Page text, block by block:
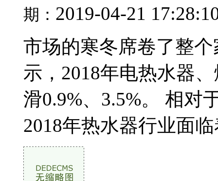
期： 2019-04-21
市场的寒冬席卷了整
示，2018年电热水器
滑0.9%、3.5%。 相对
2018年热水器行业面